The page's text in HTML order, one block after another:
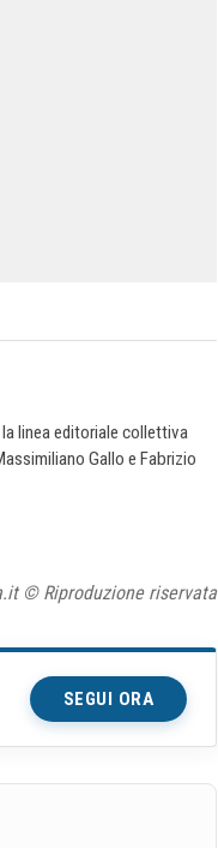
linea editoriale collettiva
Gallo e Fabrizio
© Riproduzione riservata
SEGUI ORA